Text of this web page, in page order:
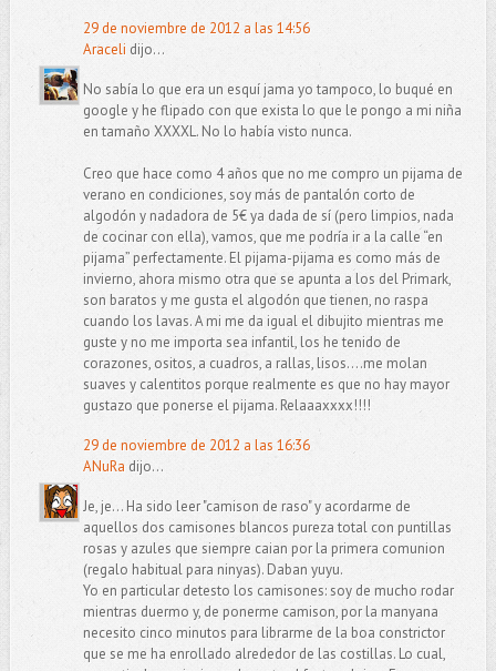
29 de noviembre de 2012 a las 14:56
Araceli dijo...
No sabía lo que era un esquí jama yo tampoco, lo buqué en
google y he flipado con que exista lo que le pongo a mi niña
en tamaño XXXXL. No lo había visto nunca.
Creo que hace como 4 años que no me compro un pijama de
verano en condiciones, soy más de pantalón corto de
algodón y nadadora de 5€ ya dada de sí (pero limpios, nada
de cocinar con ella), vamos, que me podría ir a la calle “en
pijama” perfectamente. El pijama-pijama es como más de
invierno, ahora mismo otra que se apunta a los del Primark,
son baratos y me gusta el algodón que tienen, no raspa
cuando los lavas. A mi me da igual el dibujito mientras me
guste y no me importa sea infantil, los he tenido de
corazones, ositos, a cuadros, a rallas, lisos....me molan
suaves y calentitos porque realmente es que no hay mayor
gustazo que ponerse el pijama. Relaaaxxxx!!!!
29 de noviembre de 2012 a las 16:36
ANuRa dijo...
Je, je... Ha sido leer "camison de raso" y acordarme de
aquellos dos camisones blancos pureza total con puntillas
rosas y azules que siempre caian por la primera comunion
(regalo habitual para ninyas). Daban yuyu.
Yo en particular detesto los camisones: soy de mucho rodar
mientras duermo y, de ponerme camison, por la manyana
necesito cinco minutos para librarme de la boa constrictor
que se me ha enrollado alrededor de las costillas. Lo cual,